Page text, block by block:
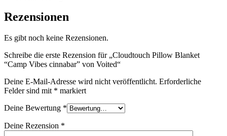
Rezensionen
Es gibt noch keine Rezensionen.
Schreibe die erste Rezension für „Cloudtouch Pillow Blanket
“Camp Vibes cinnabar” von Voited“
Deine E-Mail-Adresse wird nicht veröffentlicht. Erforderliche
Felder sind mit * markiert
Deine Bewertung *
Deine Rezension *